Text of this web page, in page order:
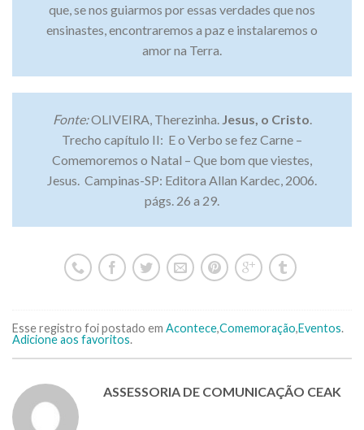
que, se nos guiarmos por essas verdades que nos
ensinastes, encontraremos a paz e instalaremos o
amor na Terra.
Fonte:OLIVEIRA, Therezinha. Jesus, o Cristo
Trecho capítulo II: E o Verbo se fez Carne –
Comemoremos o Natal – Que bom que viestes,
Jesus. Campinas-SP: Editora Allan Kardec, 2006.
págs. 26 a 29.
Esse registro foi postado em Acontece,Comemoração,Eventos.
Adicione aos favoritos.
ASSESSORIA DE COMUNICAÇÃO CEAK